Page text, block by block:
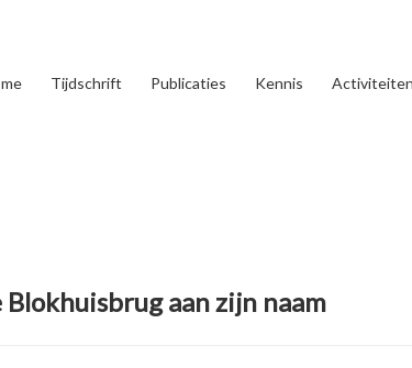
Tijdschrift Publicaties Kennis Activiteiten
aan zijn naam